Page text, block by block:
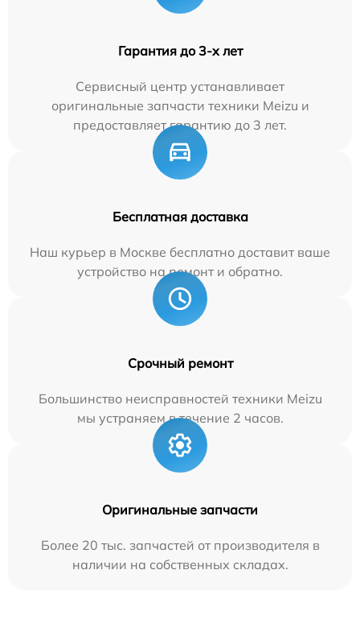
Гарантия до 3-х лет
Сервисный центр устанавливает
оригинальные запчасти техники Meizu и
предоставляет гарантию до 3 лет.
Бесплатная доставка
Наш курьер в Москве бесплатно доставит ваше
устройство на ремонт и обратно.
Срочный ремонт
Большинство неисправностей техники Meizu
мы устраняем в течение 2 часов.
Оригинальные запчасти
Более 20 тыс. запчастей от производителя в
наличии на собственных складах.